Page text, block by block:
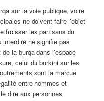
sur la voie publique, voire
ne doivent faire l’objet
froisser les partisans du
ne signifie pas
la burqa dans l’espace
celui du burkini sur les
sont la marque
entre hommes et
dire aux personnes